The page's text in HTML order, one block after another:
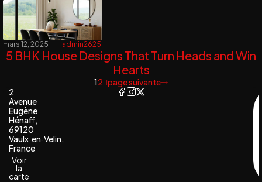
mars 12, 2025 admin2625
5 BHK House Designs That Turn Heads and Win
Hearts
12 page suivante
2
Avenue
Eugène
Hénaff,
69120
Vaulx‑en‑Velin,
France
Voir
la
carte